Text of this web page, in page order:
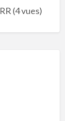
(4 vues)